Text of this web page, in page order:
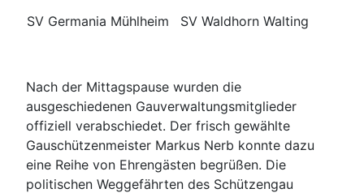
SV Germania Mühlheim
SV Waldhorn Walting
Nach der Mittagspause wurden die
ausgeschiedenen Gauverwaltungsmitglieder
offiziell verabschiedet. Der frisch gewählte
Gauschützenmeister Markus Nerb konnte dazu
eine Reihe von Ehrengästen begrüßen. Die
politischen Weggefährten des Schützengau